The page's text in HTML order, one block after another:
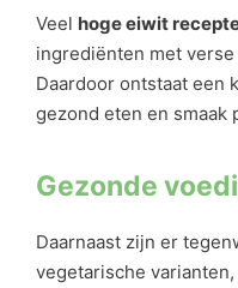
Veel hoge eiwit
ingrediënten met
Daardoor ontstaat een
gezond eten en smaak
Gezonde
Daarnaast zijn er
vegetarische